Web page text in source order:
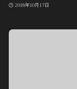
2018年10月17日